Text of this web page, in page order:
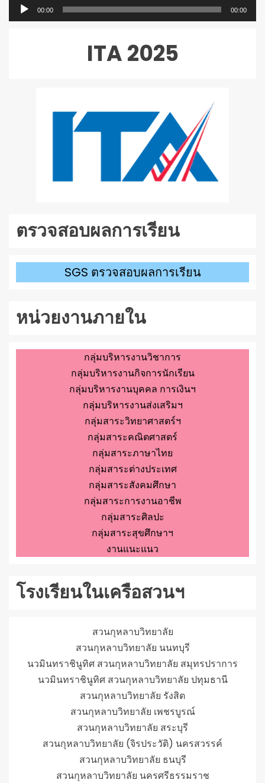
ตัว
00:00 00:00
ITA 2025
ตรวจสอบผลการเรียน
SGS ตรวจสอบผลการเรียน
หน่วยงานภายใน
กลุ่มบริหารงานวิชาการ
กลุ่มบริหารงานกิจการนักเรียน
กลุ่มบริหารงานบุคคล การเงินฯ
กลุ่มบริหารงานส่งเสริมฯ
กลุ่มสาระวิทยาศาสตร์ฯ
กลุ่มสาระคณิตศาสตร์
กลุ่มสาระภาษาไทย
กลุ่มสาระต่างประเทศ
กลุ่มสาระสังคมศึกษา
กลุ่มสาระการงานอาชีพ
กลุ่มสาระศิลปะ
กลุ่มสาระสุขศึกษาฯ
งานแนะแนว
โรงเรียนในเครือสวนฯ
สวนกุหลาบวิทยาลัย
สวนกุหลาบวิทยาลัย นนทบุรี
นวมินทราชินูทิศ สวนกุหลาบวิทยาลัย สมุทรปราการ
นวมินทราชินูทิศ สวนกุหลาบวิทยาลัย ปทุมธานี
สวนกุหลาบวิทยาลัย รังสิต
สวนกุหลาบวิทยาลัย เพชรบูรณ์
สวนกุหลาบวิทยาลัย สระบุรี
สวนกุหลาบวิทยาลัย (จิรประวัติ) นครสวรรค์
สวนกุหลาบวิทยาลัย ธนบุรี
สวนกุหลาบวิทยาลัย นครศรีธรรมราช